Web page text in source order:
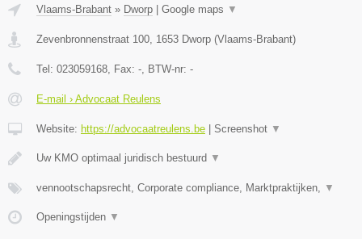
Vlaams-Brabant » Dworp Google maps ▼
Zevenbronnenstraat 100 1653 Dworp (Vlaams-Brabant)
Tel: 023059168 , Fax: - , BTW-nr: -
E-mail › Advocaat Reulens
Website: https://advocaatreulens.be Screenshot ▼
Uw KMO optimaal juridisch bestuurd ▼
vennootschapsrecht, Corporate compliance, Marktpraktijken, ▼
Openingstijden ▼